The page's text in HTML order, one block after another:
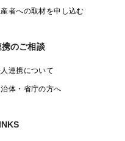
者への取材を申し込む
携のご相談
連携について
治体・省庁の方へ